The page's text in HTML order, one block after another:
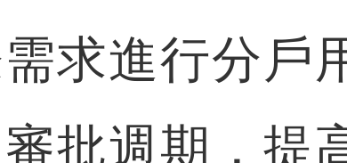
求進行分戶
批週期，提